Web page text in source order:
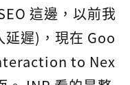
這邊，以前我
延遲)，現在 Goo
to Nex